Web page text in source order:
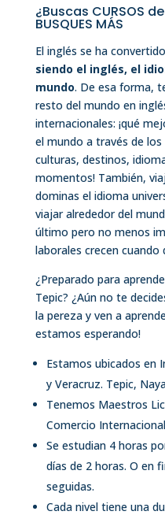
¿Buscas CURSOS de
BUSQUES MÁS
El inglés se ha
siendo el inglés, el
mundo. De esa forma,
resto del mundo en
internacionales: ¡qué
el mundo a través de
culturas, destinos,
momentos! También,
dominas el idioma
viajar alrededor del
último pero no menos
laborales crecen cuando
¿Preparado para
Tepic? ¿Aún no te
la pereza y ven a
estamos esperando!
Estamos ubicados en
y Veracruz. Tepic,
Tenemos Maestros
Comercio
Se estudian 4 horas
días de 2 horas. O en
seguidas.
Cada nivel tiene una